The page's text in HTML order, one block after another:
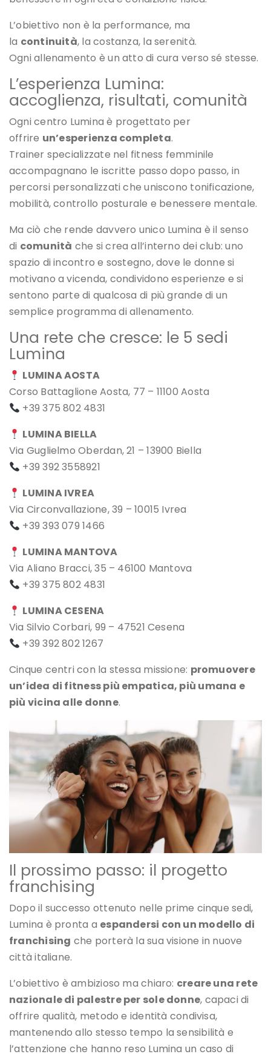
L’obiettivo non è la performance, ma
la continuità, la costanza, la serenità.
Ogni allenamento è un atto di cura verso sé stesse.
L’esperienza Lumina:
accoglienza, risultati, comunità
Ogni centro Lumina è progettato per
offrire un’esperienza completa.
Trainer specializzate nel fitness femminile
accompagnano le iscritte passo dopo passo, in
percorsi personalizzati che uniscono tonificazione,
mobilità, controllo posturale e benessere mentale.
Ma ciò che rende davvero unico Lumina è il senso
di comunità che si crea all’interno dei club: uno
spazio di incontro e sostegno, dove le donne si
motivano a vicenda, condividono esperienze e si
sentono parte di qualcosa di più grande di un
semplice programma di allenamento.
Una rete che cresce: le 5 sedi
Lumina
LUMINA AOSTA
Corso Battaglione Aosta, 77 – 11100 Aosta
+39 375 802 4831
LUMINA BIELLA
Via Guglielmo Oberdan, 21 – 13900 Biella
+39 392 3558921
LUMINA IVREA
Via Circonvallazione, 39 – 10015 Ivrea
+39 393 079 1466
LUMINA MANTOVA
Via Aliano Bracci, 35 – 46100 Mantova
+39 375 802 4831
LUMINA CESENA
Via Silvio Corbari, 99 – 47521 Cesena
+39 392 802 1267
Cinque centri con la stessa missione: promuovere
un’idea di fitness più empatica, più umana e
più vicina alle donne.
Il prossimo passo: il progetto
franchising
Dopo il successo ottenuto nelle prime cinque sedi,
Lumina è pronta a espandersi con un modello di
franchising che porterà la sua visione in nuove
città italiane.
L’obiettivo è ambizioso ma chiaro: creare una rete
nazionale di palestre per sole donne, capaci di
offrire qualità, metodo e identità condivisa,
mantenendo allo stesso tempo la sensibilità e
l’attenzione che hanno reso Lumina un caso di